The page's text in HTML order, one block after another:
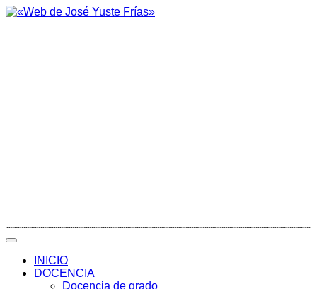
INICIO
DOCENCIA
Docencia de grado